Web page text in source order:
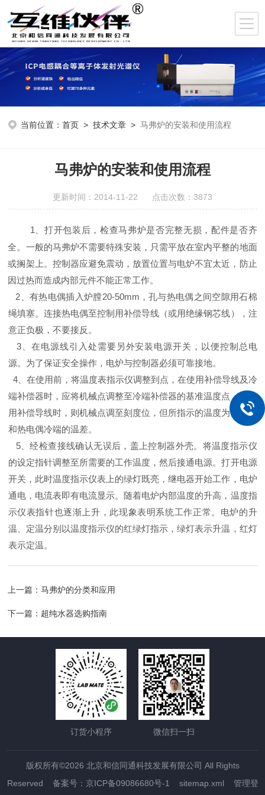
当前位置：首页 >技术文章 >马弗炉的安装和使用流程
马弗炉的安装和使用流程
更新时间：2014-11-22 点击次数：3873
1 、打开包装后，检查马弗炉是否完整无损，配件是否齐
全。一般的马弗炉不需要特殊安装，只需平放在室内平整的地面
或搁架上。控制器应避免震动，放置位置与电炉不宜太近，防止
因过热而造成内部元件不能正常工作。
2 、有热电偶插入炉膛20-50mm ，孔与热电偶之间空隙用石棉
绳填塞。连接热电偶至控制用补偿导线（或用绝缘钢芯线），注
意正负极，不要接反。
3 、在电源线引入处需要另外安装电源开关，以便控制总电
源。为了保证安全操作，电炉与控制器必须可靠接地。
4、 在使用前，将温度表指示仪调整到点，在使用补偿导线及冷
端补偿器时，应将机械点调整至冷端补偿器的基准温度点，不使
用补偿导线时，则机械点调至刻度位，但所指示的温度为测量点
和热电偶冷端的温差。
5、经检查接线确认无误后，盖上控制器外壳。将温度指示仪
的设定指针调整至所需要的工作温度，然后接通电源。打开电源
开关，此时温度指示仪表上的绿灯既亮，继电器开始工作，电炉
通电，电流表即有电流显示。随着电炉内部温度的升高，温度指
示仪表指针也逐渐上升，此现象表明系统工作正常。电炉的升
温、定温分别以温度指示仪的红绿灯指示，绿灯表示升温，红灯
表示定温。
上一篇：马弗炉的分类和应用
下一篇： 超纯水器选购指南
订货小程序 微信扫一扫
版权所有©2026 北京和信同通科技发展有限公司 All Rights
Reserved 备案号：京ICP备09086680号-1 sitemap.xml 管理登